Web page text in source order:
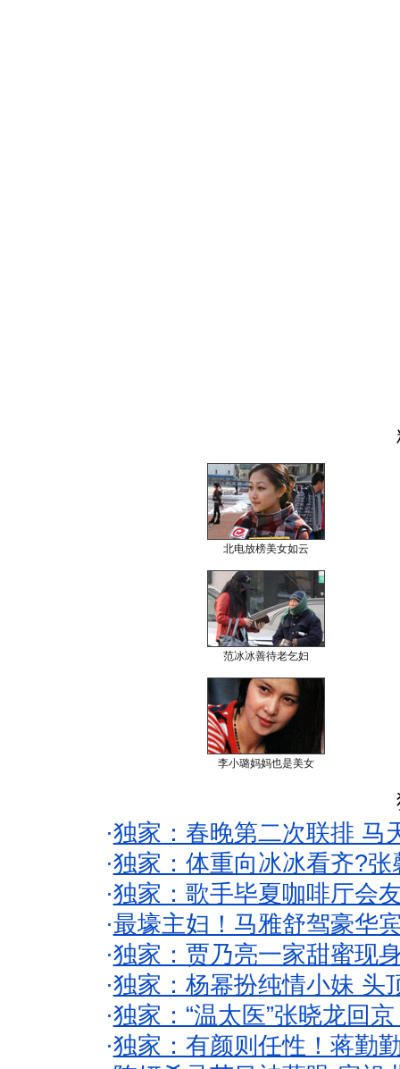
北电放榜美女如云
范冰冰善待老乞妇
李小璐妈妈也是美女
·独家：春晚第二次联排 马
·独家：体重向冰冰看齐?
·独家：歌手毕夏咖啡厅会
·最壕主妇！马雅舒驾豪华
·独家：贾乃亮一家甜蜜现
·独家：杨幂扮纯情小妹 头
·独家：“温太医”张晓龙回
·独家：有颜则任性！蒋勤